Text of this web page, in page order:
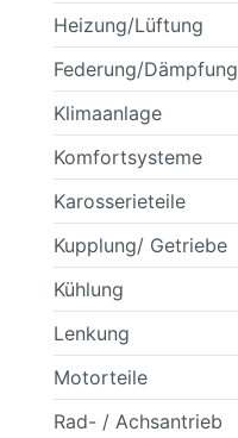
Heizung/Lüftung
Federung/Dämpfung
Klimaanlage
Komfortsysteme
Karosserieteile
Kupplung/ Getriebe
Kühlung
Lenkung
Motorteile
Rad- / Achsantrieb